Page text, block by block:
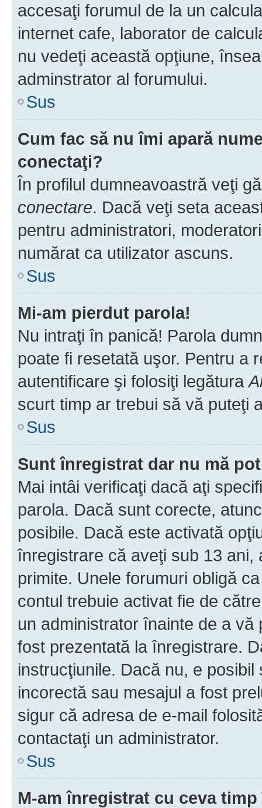
accesaţi forumul de la un
internet cafe, laborator de
nu vedeţi această opţiune,
adminstrator al forumului.
Sus
Cum fac să nu îmi apară
conectaţi?
În profilul dumneavoastră veţi
conectare. Dacă veţi seta
pentru administratori,
numărat ca utilizator ascuns.
Sus
Mi-am pierdut parola!
Nu intraţi în panică! Parola
poate fi resetată uşor. Pentru a
autentificare şi folosiţi legătura
scurt timp ar trebui să vă puteţi
Sus
Sunt înregistrat dar nu mă
Mai intâi verificaţi dacă aţi
parola. Dacă sunt corecte,
posibile. Dacă este activată
înregistrare că aveţi sub 13
primite. Unele forumuri obligă
contul trebuie activat fie de
un administrator înainte de a
fost prezentată la înregistrare.
instrucţiunile. Dacă nu, e
incorectă sau mesajul a fost
sigur că adresa de e-mail
contactaţi un administrator.
Sus
M-am înregistrat cu ceva